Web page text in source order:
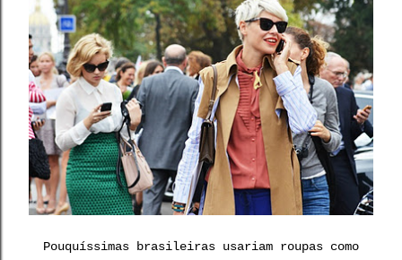
Pouquíssimas brasileiras usariam roupas como